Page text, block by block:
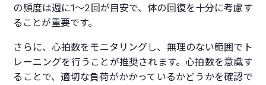
の頻度は週に1〜2回が目安で、体の回復を十分に考慮す
ることが重要です。
さらに、心拍数をモニタリングし、無理のない範囲でト
レーニングを行うことが推奨されます。心拍数を意識す
ることで、適切な負荷がかかっているかどうかを確認で